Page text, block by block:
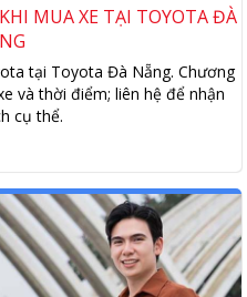
MUA XE TẠI TOYOTA ĐÀ
tại Toyota Đà Nẵng. Chương
và thời điểm; liên hệ để nhận
cụ thể.